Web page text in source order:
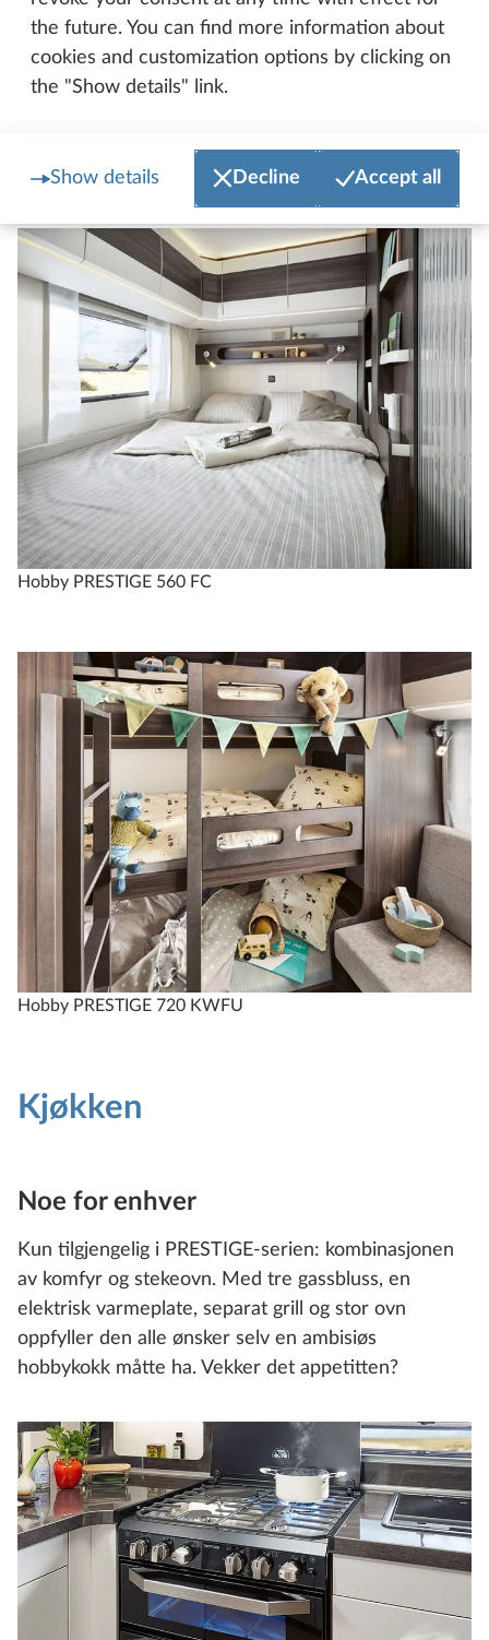
the future. You can find more information about
cookies and customization options by clicking on
the "Show details" link.
Show details Decline Accept all
Hobby PRESTIGE 560 WLU
Hobby PRESTIGE 560 FC
Hobby PRESTIGE 720 KWFU
Kjøkken
Noe for enhver
Kun tilgjengelig i PRESTIGE-serien: kombinasjonen
av komfyr og stekeovn. Med tre gassbluss, en
elektrisk varmeplate, separat grill og stor ovn
oppfyller den alle ønsker selv en ambisiøs
hobbykokk måtte ha. Vekker det appetitten?